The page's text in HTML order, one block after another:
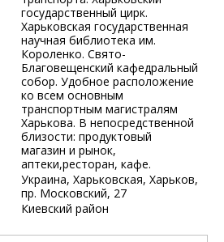
государственный цирк.
Харьковская государственная
научная библиотека им.
Короленко. Свято-
Благовещенский кафедральный
собор. Удобное расположение
ко всем основным
транспортным магистралям
Харькова. В непосредственной
близости: продуктовый
магазин и рынок,
аптеки,ресторан, кафе.
Украина, Харьковская, Харьков,
пр. Московский, 27
Киевский район